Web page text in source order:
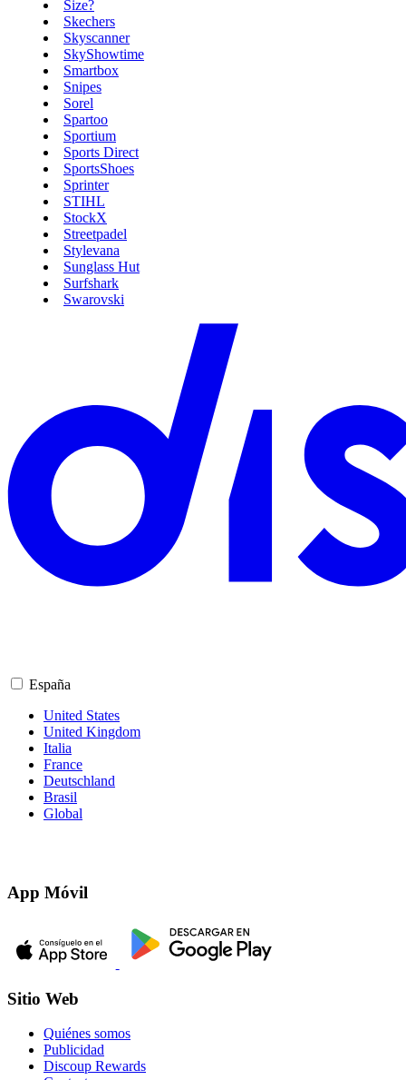
Size?
Skechers
Skyscanner
SkyShowtime
Smartbox
Snipes
Sorel
Spartoo
Sportium
Sports Direct
SportsShoes
Sprinter
STIHL
StockX
Streetpadel
Stylevana
Sunglass Hut
Surfshark
Swarovski
España
United States
United Kingdom
Italia
France
Deutschland
Brasil
Global
App Móvil
Sitio Web
Quiénes somos
Publicidad
Discoup Rewards